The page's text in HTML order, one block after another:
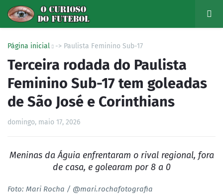
Página inicial -> Paulista Feminino Sub-17
Terceira rodada do Paulista
Feminino Sub-17 tem goleadas
de São José e Corinthians
domingo, maio 17, 2026
Meninas da Águia enfrentaram o rival regional, fora
de casa, e golearam por 8 a 0
Foto: Mari Rocha / @mari.rochafotografia